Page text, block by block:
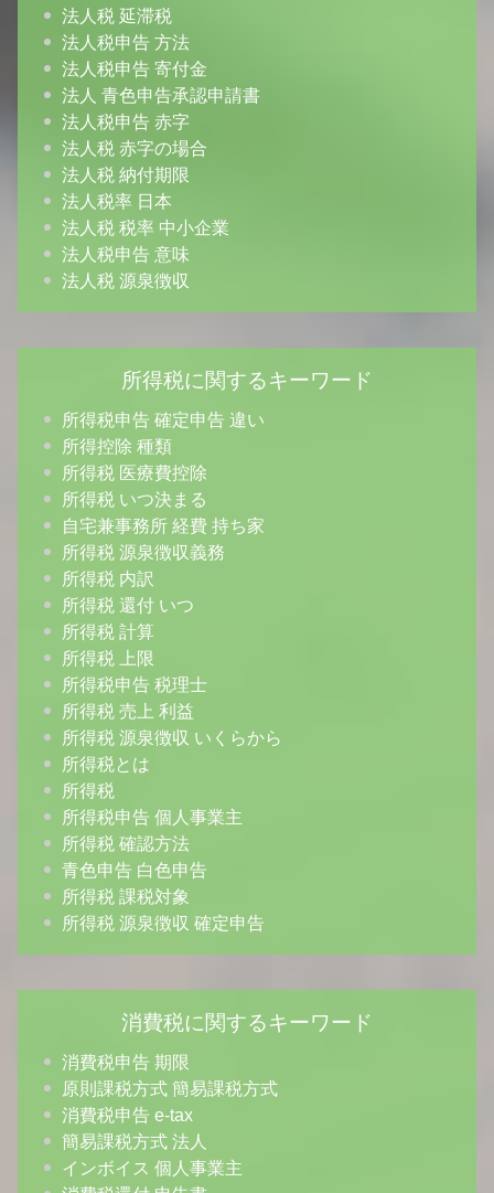
法人税 延滞税
法人税申告 方法
法人税申告 寄付金
法人 青色申告承認申請書
法人税申告 赤字
法人税 赤字の場合
法人税 納付期限
法人税率 日本
法人税 税率 中小企業
法人税申告 意味
法人税 源泉徴収
所得税に関するキーワード
所得税申告 確定申告 違い
所得控除 種類
所得税 医療費控除
所得税 いつ決まる
自宅兼事務所 経費 持ち家
所得税 源泉徴収義務
所得税 内訳
所得税 還付 いつ
所得税 計算
所得税 上限
所得税申告 税理士
所得税 売上 利益
所得税 源泉徴収 いくらから
所得税とは
所得税
所得税申告 個人事業主
所得税 確認方法
青色申告 白色申告
所得税 課税対象
所得税 源泉徴収 確定申告
消費税に関するキーワード
消費税申告 期限
原則課税方式 簡易課税方式
消費税申告 e-tax
簡易課税方式 法人
インボイス 個人事業主